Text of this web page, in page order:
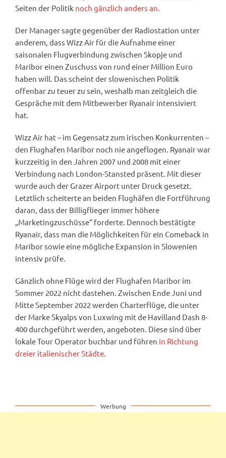
Seiten der Politik noch gänzlich anders an.
Der Manager sagte gegenüber der Radiostation unter
anderem, dass Wizz Air für die Aufnahme einer
saisonalen Flugverbindung zwischen Skopje und
Maribor einen Zuschuss von rund einer Million Euro
haben will. Das scheint der slowenischen Politik
offenbar zu teuer zu sein, weshalb man zeitgleich die
Gespräche mit dem Mitbewerber Ryanair intensiviert
hat.
Wizz Air hat – im Gegensatz zum irischen Konkurrenten –
den Flughafen Maribor noch nie angeflogen. Ryanair war
kurzzeitig in den Jahren 2007 und 2008 mit einer
Verbindung nach London-Stansted präsent. Mit dieser
wurde auch der Grazer Airport unter Druck gesetzt.
Letztlich scheiterte an beiden Flughäfen die Fortführung
daran, dass der Billigflieger immer höhere
„Marketingzuschüsse“ forderte. Dennoch bestätigte
Ryanair, dass man die Möglichkeiten für ein Comeback in
Maribor sowie eine mögliche Expansion in Slowenien
intensiv prüfe.
Gänzlich ohne Flüge wird der Flughafen Maribor im
Sommer 2022 nicht dastehen. Zwischen Ende Juni und
Mitte September 2022 werden Charterflüge, die unter
der Marke Skyalps von Luxwing mit de Havilland Dash 8-
400 durchgeführt werden, angeboten. Diese sind über
lokale Tour Operator buchbar und führen in Richtung
dreier italienischer Städte.
Werbung